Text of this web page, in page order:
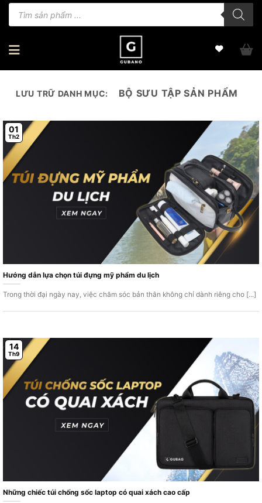
BỏTìm
LƯU TRỮ DANH MỤC: BỘ SƯU TẬP SẢN PHẨM
Hướng dẫn lựa chọn túi đựng mỹ phẩm du lịch
Trong thời đại ngày nay, việc chăm sóc bản thân không chỉ dành riêng cho [...]
01
Th2
Những chiếc túi chống sốc laptop có quai xách cao cấp
14
Th9